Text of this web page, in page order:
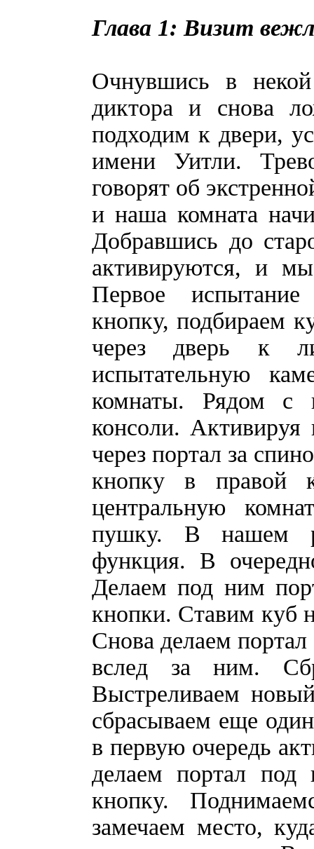
Глава 1: Визит
Очнувшись в
диктора и снова
подходим к двери,
имени Уитли.
говорят об
и наша комната
Добравшись до
активируются, и
Первое
кнопку, подбираем
через дверь к
испытательную
комнаты. Рядом с
консоли.
через портал за
кнопку в правой
центральную
пушку. В нашем
функция. В
Делаем под ним
кнопки. Ставим куб
Снова делаем
вслед за ним.
Выстреливаем
сбрасываем еще
в первую очередь
делаем портал
кнопку.
замечаем место,